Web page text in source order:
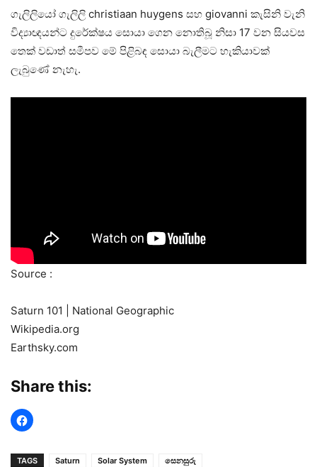
ගැලිලියෝ ගැලිලි christiaan huygens සහ giovanni කැසිනි වැනි
විද්‍යාඥයන්ට දුරේක්ෂය සොයා ගෙන නොතිබූ නිසා 17 වන සියවස
තෙක් වඩාත් සමීපව මේ පිළිබඳ සොයා බැලීමට හැකියාවක්
ලැබුණේ නැහැ.
Source :
Saturn 101 | National Geographic
Wikipedia.org
Earthsky.com
Share this:
TAGS Saturn Solar System සෙනසුරු